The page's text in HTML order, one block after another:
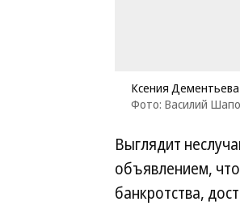
Ксения Дементьева
Фото: Василий
Выглядит
объявлением,
банкротства,